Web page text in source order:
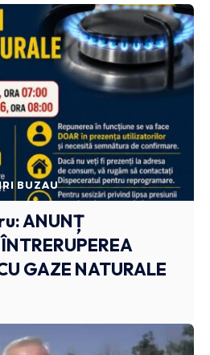
BUZAU
ANUNȚ
GAZE NATURALE